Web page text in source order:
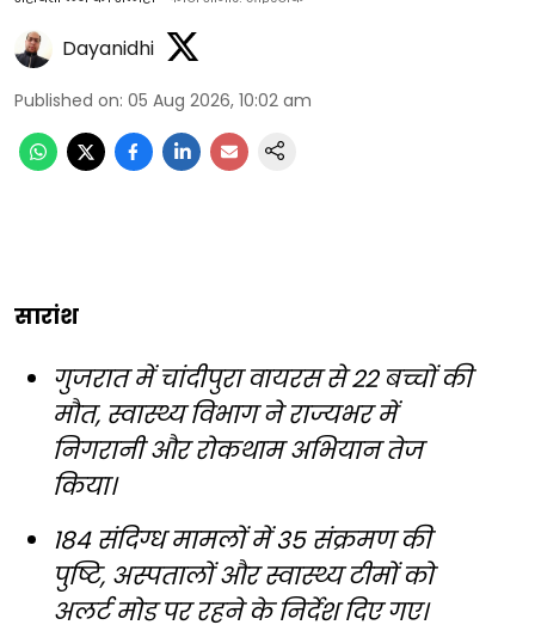
Dayanidhi
Published on: 05 Aug 2026, 10:02 am
सारांश
गुजरात में चांदीपुरा वायरस से 22 बच्चों की
मौत, स्वास्थ्य विभाग ने राज्यभर में
निगरानी और रोकथाम अभियान तेज
किया।
184 संदिग्ध मामलों में 35 संक्रमण की
पुष्टि, अस्पतालों और स्वास्थ्य टीमों को
अलर्ट मोड पर रहने के निर्देश दिए गए।